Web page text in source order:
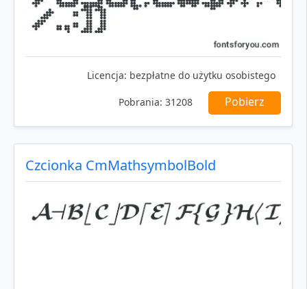
Licencja: bezpłatne do użytku osobistego
Pobrania: 31208 Pobierz
Czcionka CmMathsymbolBold